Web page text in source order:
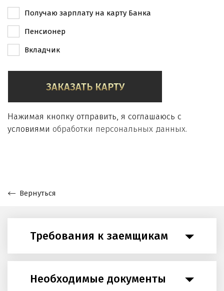
Получаю зарплату на карту Банка
Пенсионер
Вкладчик
ЗАКАЗАТЬ КАРТУ
Нажимая кнопку отправить, я соглашаюсь с
условиями обработки персональных данных.
Вернуться
Требования к заемщикам
Необходимые документы